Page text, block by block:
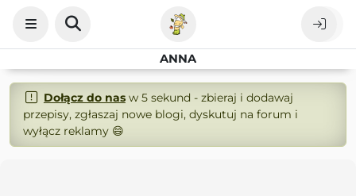
ANNA
Dołącz do nasw 5 sekund - zbieraj i dodawaj
przepisy, zgłaszaj nowe blogi, dyskutuj na forum i
wyłącz reklamy 😄